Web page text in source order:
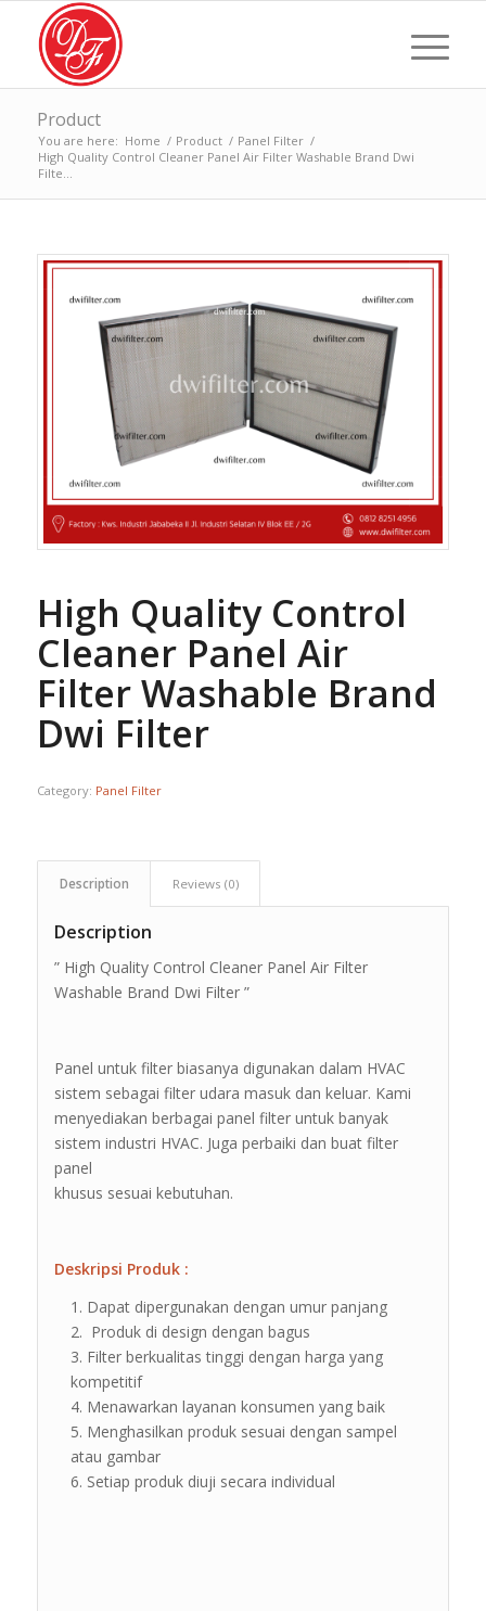
Product
You are here: Home / Product / Panel Filter /
High Quality Control Cleaner Panel Air Filter Washable Brand Dwi
Filte...
High Quality Control
Cleaner Panel Air
Filter Washable Brand
Dwi Filter
Category: Panel Filter
Description Reviews (0)
Description
” High Quality Control Cleaner Panel Air Filter
Washable Brand Dwi Filter ”
Panel untuk filter biasanya digunakan dalam HVAC
sistem sebagai filter udara masuk dan keluar. Kami
menyediakan berbagai panel filter untuk banyak
sistem industri HVAC. Juga perbaiki dan buat filter
panel
khusus sesuai kebutuhan.
Deskripsi Produk :
Dapat dipergunakan dengan umur panjang
Produk di design dengan bagus
Filter berkualitas tinggi dengan harga yang
kompetitif
Menawarkan layanan konsumen yang baik
Menghasilkan produk sesuai dengan sampel
atau gambar
Setiap produk diuji secara individual